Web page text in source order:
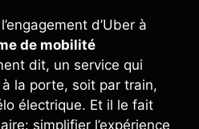
d’Uber à
de mobilité
dit, un service qui
la porte, soit par train,
électrique. Et il le fait
simplifier l’expérience